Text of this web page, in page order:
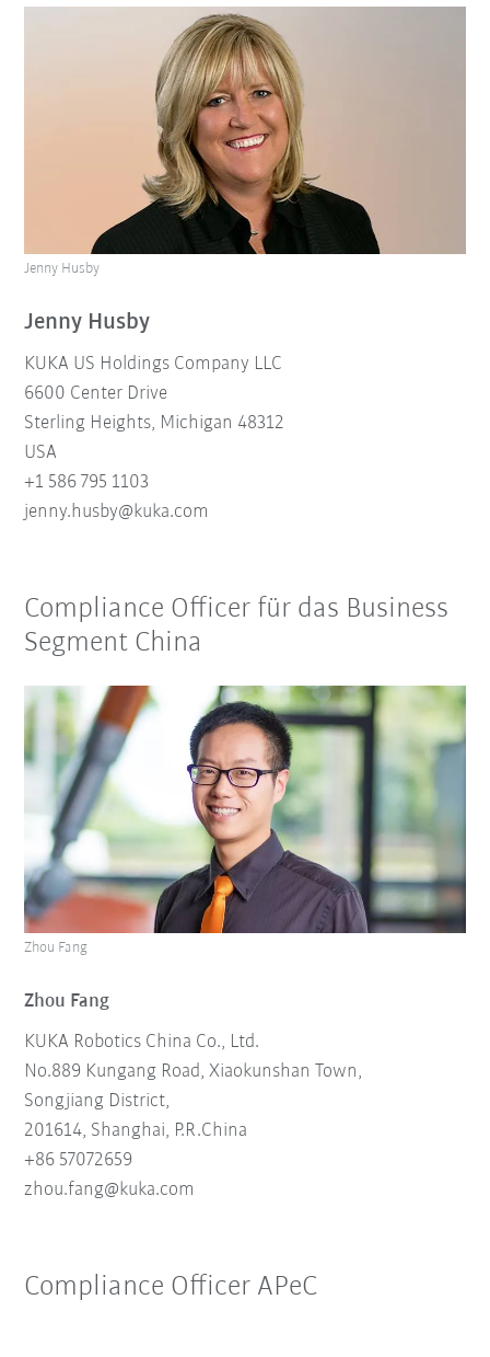
Jenny Husby
KUKA US Holdings Company LLC
6600 Center Drive
Sterling Heights, Michigan 48312
USA
+1 586 795 1103
jenny.husby@kuka.com
Jenny Husby
Compliance Officer für das Business
Segment China
Zhou Fang
KUKA Robotics China Co., Ltd.
No.889 Kungang Road, Xiaokunshan Town,
Songjiang District,
201614, Shanghai, P.R.China
+86 57072659
zhou.fang@kuka.com
Zhou Fang
Compliance Officer APeC